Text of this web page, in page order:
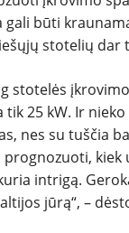
gali būti
stotelių dar
stotelės
tik 25 kW. Ir
nes su tuščia
prognozuoti, kiek
intrigą.
jūrą“, –